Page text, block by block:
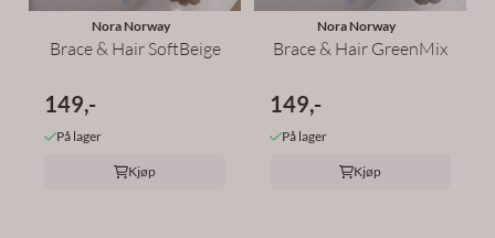
Nora Norway
Brace & Hair SoftBeige
149,-
På lager
Kjøp
Nora Norway
Brace & Hair GreenMix
149,-
På lager
Kjøp